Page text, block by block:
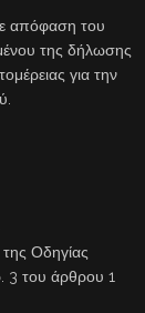
απόφαση του
της δήλωσης
για την
Οδηγίας
του άρθρου 1